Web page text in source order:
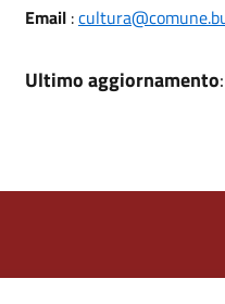
Email:
Ultimo aggiornamento